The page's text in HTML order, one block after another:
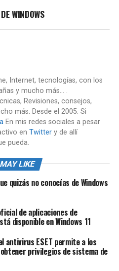
WINDOWS
Internet, tecnologías, con los
y mucho más... .
Revisiones, consejos,
más. Desde el 2005. Si
En mis redes sociales a pesar
en Twittery de allí
pueda.
LIKE
quizás no conocías de Windows
de aplicaciones de
disponible en Windows 11
antivirus ESET permite a los
privilegios de sistema de